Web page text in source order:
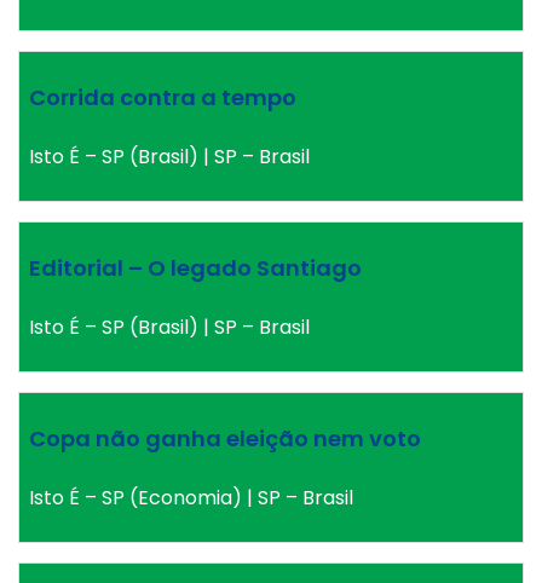
Corrida contra a tempo
Isto É – SP (Brasil) | SP – Brasil
Editorial – O legado Santiago
Isto É – SP (Brasil) | SP – Brasil
Copa não ganha eleição nem voto
Isto É – SP (Economia) | SP – Brasil